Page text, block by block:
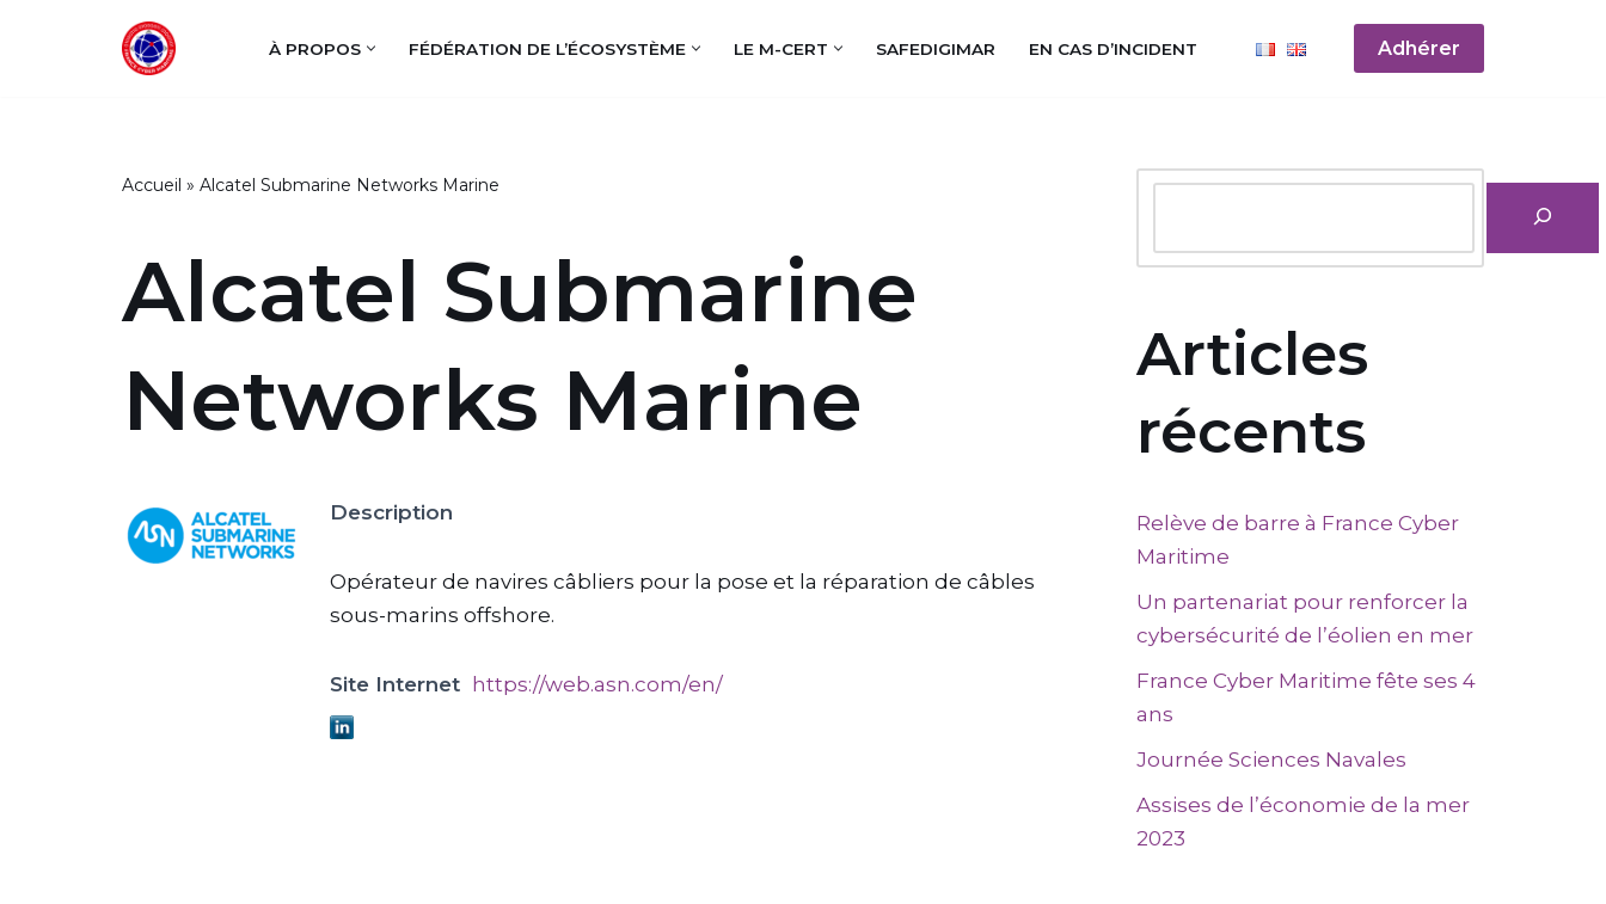
À PROPOS FÉDÉRATION DE L’ÉCOSYSTÈME LE M-CERT SAFEDIGIMAR EN CAS D’INCIDENT Adhérer
Accueil » Alcatel Submarine Networks Marine
Alcatel Submarine
Networks Marine
Description
Opérateur de navires câbliers pour la pose et la réparation de câbles
sous-marins offshore.
Site Internet https://web.asn.com/en/
Articles
récents
Relève de barre à France Cyber
Maritime
Un partenariat pour renforcer la
cybersécurité de l’éolien en mer
France Cyber Maritime fête ses 4
ans
Journée Sciences Navales
Assises de l’économie de la mer
2023